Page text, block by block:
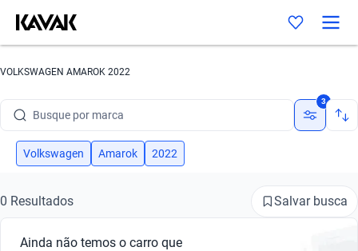
VOLKSWAGEN AMAROK 2022
Busque por modelo
Busque por versão
Busque por ano
3
Volkswagen Amarok 2022
0 Resultados Salvar busca
Ainda não temos o carro que